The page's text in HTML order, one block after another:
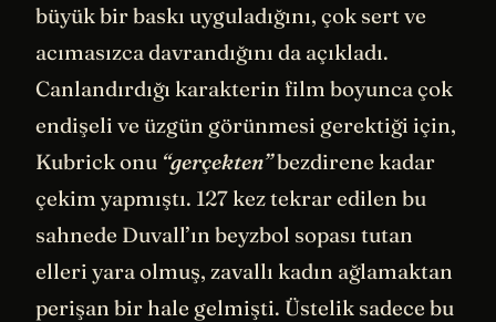
büyük bir baskı uyguladığını, çok sert ve
acımasızca davrandığını da açıkladı.
Canlandırdığı karakterin film boyunca çok
endişeli ve üzgün görünmesi gerektiği için,
Kubrick onu “gerçekten”bezdirene kadar
çekim yapmıştı. 127 kez tekrar edilen bu
sahnede Duvall’ın beyzbol sopası tutan
elleri yara olmuş, zavallı kadın ağlamaktan
perişan bir hale gelmişti. Üstelik sadece bu